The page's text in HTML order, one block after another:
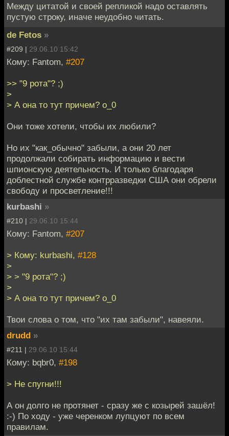
Между цитатой и своей репликой надо оставлять
пустую строку, иначе неудобно читать.
de Fetos »
#209 | 29.06.10 15:42
Кому: Fantom, #207
>> "9 рота"? ;)
>
> А она то тут причем? о_0
Они тоже хотели, чтобы их любили?
Но их "как_обычно" забыли, а они 20 лет
продолжали собирать информацию и вести
шпионскую деятельность. И только благодаря
доблестной службе контрразведки США они обрели
свободу и просветление!!!
kurbashi »
#210 | 29.06.10 15:44
Кому: Fantom, #207
> Кому: kurbashi, #128
>
> > "9 рота"? ;)
>
> А она то тут причем? о_0
Твои слова о том, что "их там забыли", навеяли.
drudd »
#211 | 29.06.10 15:44
Кому: bqbr0, #198
> Не спугни!!!
А он долго не протянет - сразу же с козырей зашёл!
:-) По ходу - уже черенком лупцуют по всем
правилам.